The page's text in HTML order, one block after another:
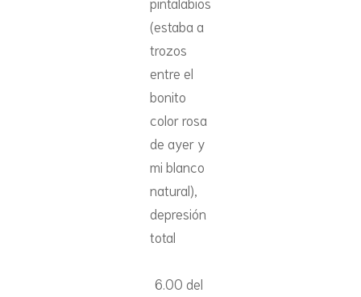
(estaba a
trozos
entre el
bonito
color rosa
de ayer y
mi blanco
natural),
depresión
total
6.00 del